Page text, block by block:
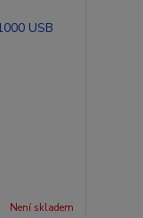
Není skladem